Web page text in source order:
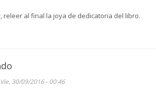
al final la joya de dedicatoria del libro.
30/09/2016 - 00:46